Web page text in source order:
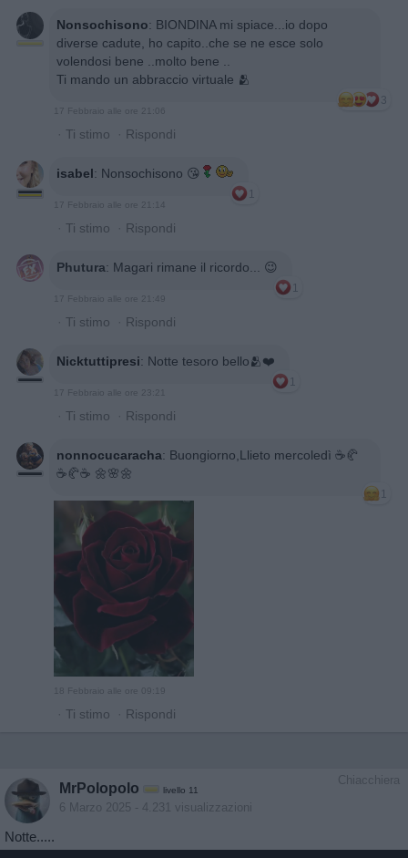
Nonsochisono: BIONDINA mi spiace...io dopo
diverse cadute, ho capito..che se ne esce solo
volendosi bene ..molto bene ..
Ti mando un abbraccio virtuale 🫂
3
17 Febbraio alle ore 21:06
· Ti stimo · Rispondi
isabel: Nonsochisono 😘
1
17 Febbraio alle ore 21:14
· Ti stimo · Rispondi
Phutura: Magari rimane il ricordo... 😉
1
17 Febbraio alle ore 21:49
· Ti stimo · Rispondi
Nicktuttipresi: Notte tesoro bello🫂❤️
1
17 Febbraio alle ore 23:21
· Ti stimo · Rispondi
nonnocucaracha: Buongiorno,Llieto mercoledì ☕️🥐
☕️🥐☕️ 🌼🌸🌼
1
18 Febbraio alle ore 09:19
· Ti stimo · Rispondi
Chiacchiera
MrPolopolo livello 11
6 Marzo 2025 - 4.231 visualizzazioni
Notte.....